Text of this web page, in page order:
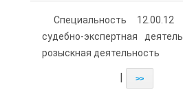
Специальность 12.00.12
судебно-экспертная
розыскная деятельность
>>